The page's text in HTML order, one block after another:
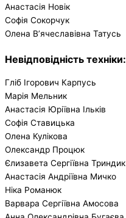
Анастасія Новік
Софія Сокорчук
Олена В’ячеславівна Татусь
Невідповідність техніки:
Гліб Ігорович Карпусь
Марія Мельник
Анастасія Юріївна Ільків
Софія Ставицька
Олена Кулікова
Олександр Процюк
Єлизавета Сергіївна Триндик
Анастасія Андріївна Мичко
Ніка Романюк
Варвара Сергіївна Амосова